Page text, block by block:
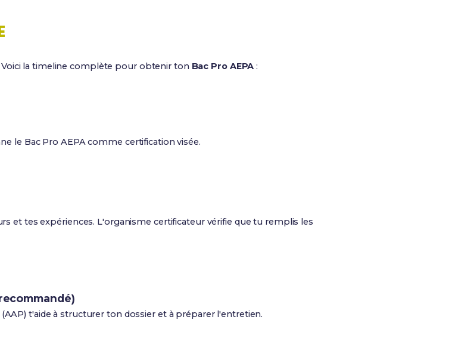
la timeline complète pour obtenir ton Bac Pro AEPA :
le Bac Pro AEPA comme certification visée.
et tes expériences. L'organisme certificateur vérifie que tu remplis les
t'aide à structurer ton dossier et à préparer l'entretien.